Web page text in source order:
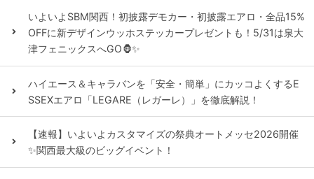
いよいよSBM関西！初披露デモカー・初披露エアロ・全品15%
OFFに新デザインウッホステッカープレゼントも！5/31は泉大
津フェニックスへGO🦍✨
ハイエース＆キャラバンを「安全・簡単」にカッコよくするE
SSEXエアロ「LEGARE（レガーレ）」を徹底解説！
【速報】いよいよカスタマイズの祭典オートメッセ2026開催
✨関西最大級のビッグイベント！